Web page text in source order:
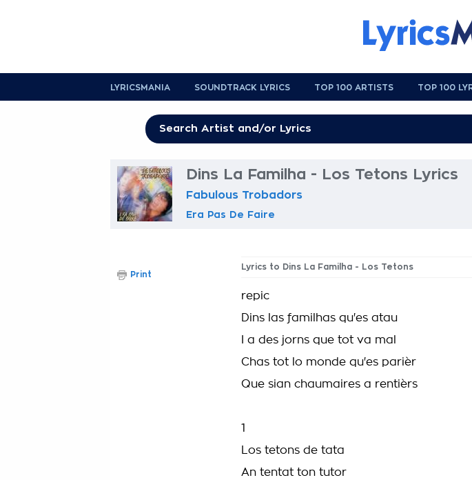
LYRICSMANIA SOUNDTRACK LYRICS TOP 100 ARTISTS TOP 100
Dins La Familha - Los Tetons Lyrics
Fabulous Trobadors
Era Pas De Faire
Lyrics to Dins La Familha - Los Tetons
repic
Dins las familhas qu'es atau
I a des jorns que tot va mal
Chas tot lo monde qu'es parièr
Que sian chaumaires a rentièrs
1
Los tetons de tata
An tentat ton tutor
Print